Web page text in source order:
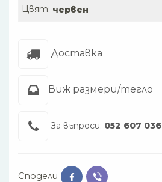
Цвят: червен
Доставка
Виж размери/тегло
За въпроси: 052 607 036
Сподели